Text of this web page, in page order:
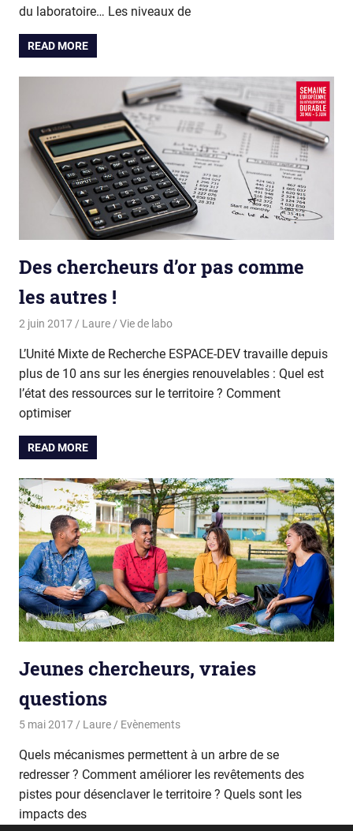
du laboratoire… Les niveaux de
READ MORE
Des chercheurs d’or pas comme
les autres !
2 juin 2017 Laure Vie de labo
L’Unité Mixte de Recherche ESPACE-DEV travaille depuis
plus de 10 ans sur les énergies renouvelables : Quel est
l’état des ressources sur le territoire ? Comment
optimiser
READ MORE
Jeunes chercheurs, vraies
questions
5 mai 2017 Laure Evènements
Quels mécanismes permettent à un arbre de se
redresser ? Comment améliorer les revêtements des
pistes pour désenclaver le territoire ? Quels sont les
impacts des